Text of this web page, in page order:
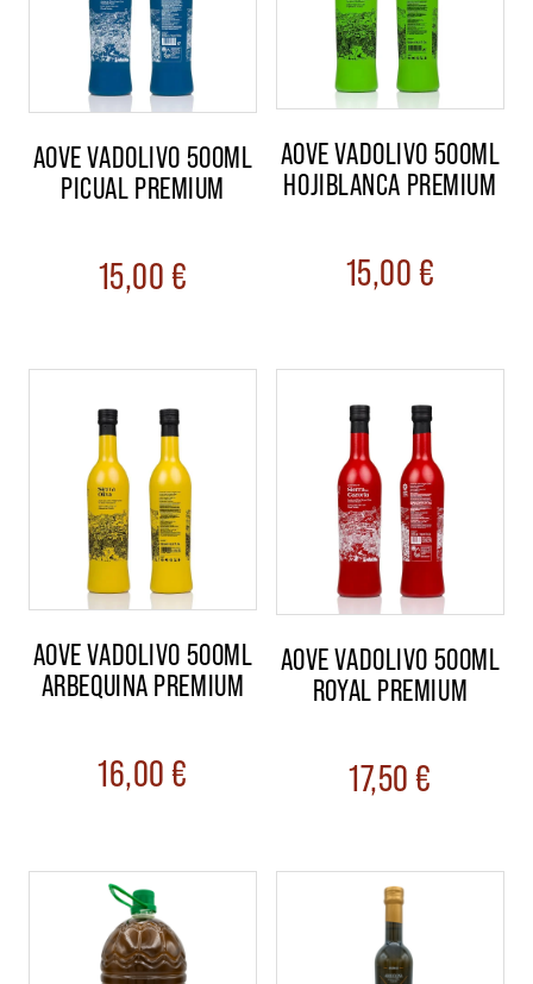
AOVE VADOLIVO 500ML
PICUAL PREMIUM
15,00€
AOVE VADOLIVO 500ML
HOJIBLANCA PREMIUM
15,00€
AOVE VADOLIVO 500ML
ARBEQUINA PREMIUM
16,00€
AOVE VADOLIVO 500ML
ROYAL PREMIUM
17,50€